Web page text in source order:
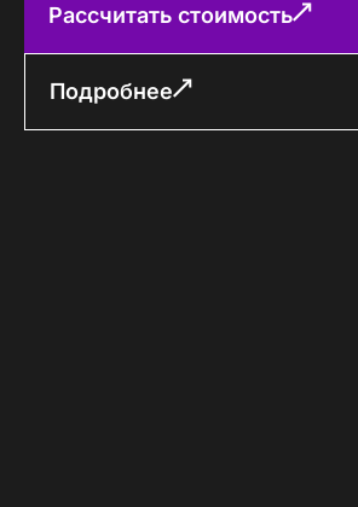
Рассчитать стоимость
Подробнее